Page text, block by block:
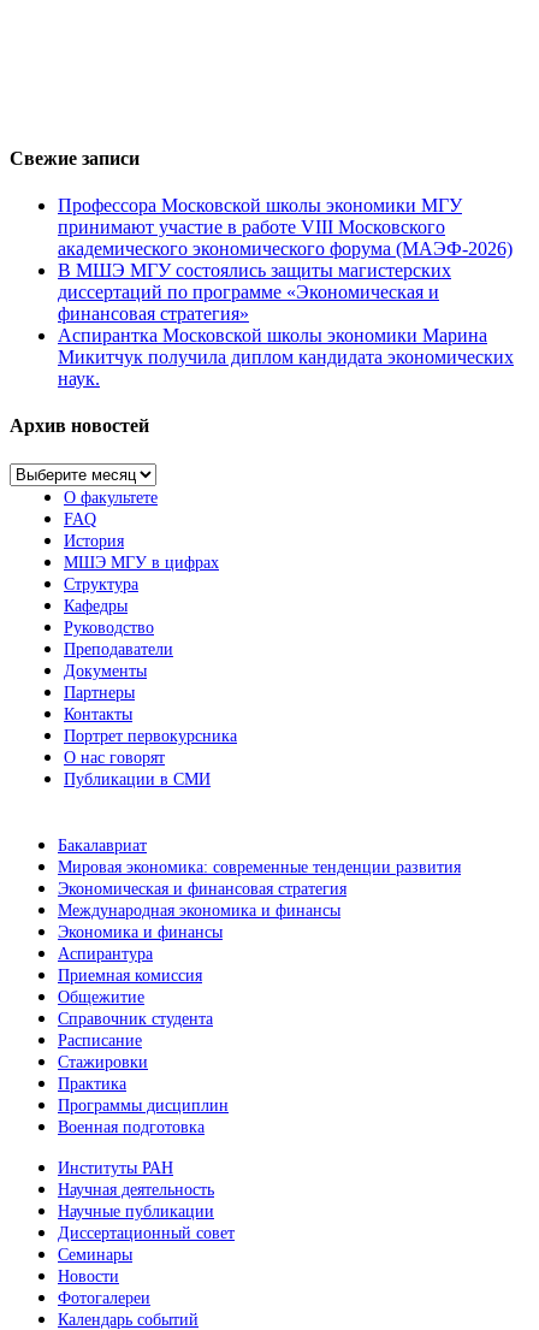
Свежие записи
Профессора Московской школы экономики МГУ
принимают участие в работе VIII Московского
академического экономического форума (МАЭФ-2026)
В МШЭ МГУ состоялись защиты магистерских
диссертаций по программе «Экономическая и
финансовая стратегия»
Аспирантка Московской школы экономики Марина
Микитчук получила диплом кандидата экономических
наук.
Архив новостей
Архив
новостейО факультете
FAQ
История
МШЭ МГУ в цифрах
Структура
Кафедры
Руководство
Преподаватели
Документы
Партнеры
Контакты
Портрет первокурсника
О нас говорят
Публикации в СМИ
Бакалавриат
Мировая экономика: современные тенденции развития
Экономическая и финансовая стратегия
Международная экономика и финансы
Экономика и финансы
Аспирантура
Приемная комиссия
Общежитие
Справочник студента
Расписание
Стажировки
Практика
Программы дисциплин
Военная подготовка
Институты РАН
Научная деятельность
Научные публикации
Диссертационный совет
Семинары
Новости
Фотогалереи
Календарь событий